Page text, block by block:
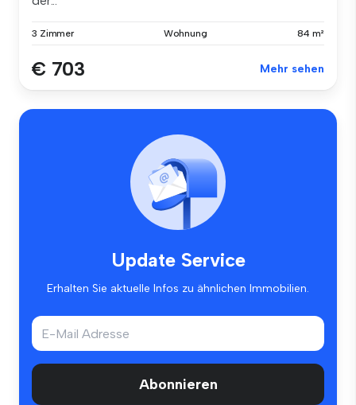
3 Zimmer Wohnung 84 m²
€ 703 Mehr sehen
Update Service
Erhalten Sie aktuelle Infos zu ähnlichen Immobilien.
Abonnieren